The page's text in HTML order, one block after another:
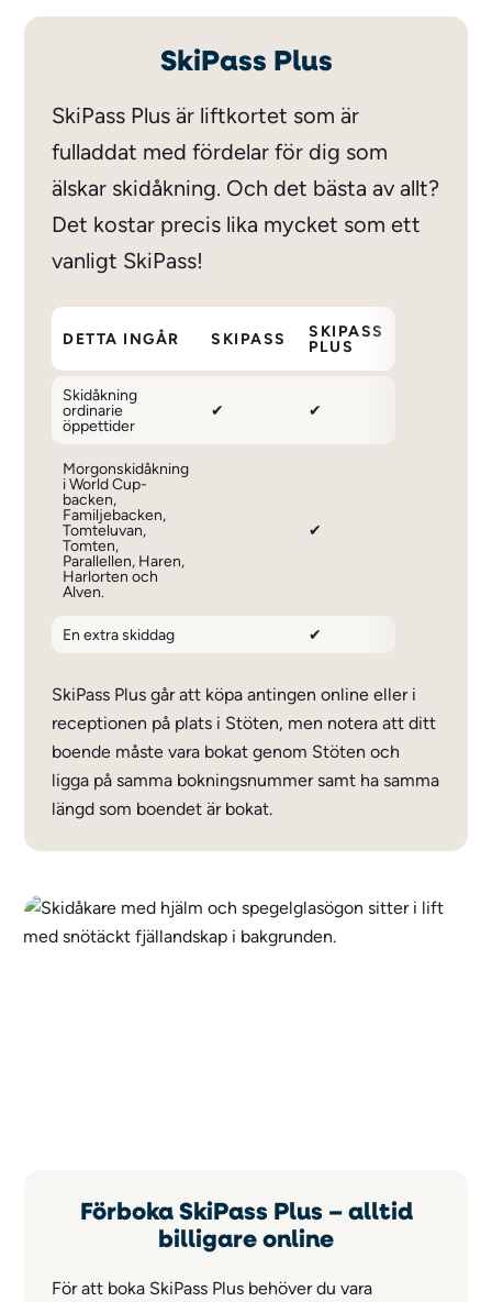
SkiPass Plus
SkiPass Plus är liftkortet som är
fulladdat med fördelar för dig som
älskar skidåkning. Och det bästa av allt?
Det kostar precis lika mycket som ett
vanligt SkiPass!
DETTA INGÅR SKIPASS
SKIPASS
PLUS
Skidåkning
ordinarie
öppettider
✔ ✔
Morgonskidåkning
i World Cup-
backen,
Familjebacken,
Tomteluvan,
Tomten,
Parallellen, Haren,
Harlorten och
Alven.
✔
En extra skiddag ✔
SkiPass Plus går att köpa antingen online eller i
receptionen på plats i Stöten, men notera att ditt
boende måste vara bokat genom Stöten och
ligga på samma bokningsnummer samt ha samma
längd som boendet är bokat.
Förboka SkiPass Plus – alltid
billigare online
För att boka SkiPass Plus behöver du vara